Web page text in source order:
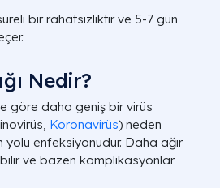
bir rahatsızlıktır ve 5-7 gün
Nedir?
göre daha geniş bir virüs
Koronavirüs) neden
enfeksiyonudur. Daha ağır
ve bazen komplikasyonlar